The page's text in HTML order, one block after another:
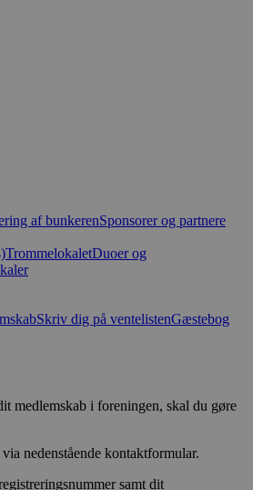
af bunkerenSponsorer og partnere
TrommelokaletDuoer og
Skriv dig på ventelistenGæstebog
medlemskab i foreningen, skal du gøre
nedenstående kontaktformular.
samt dit